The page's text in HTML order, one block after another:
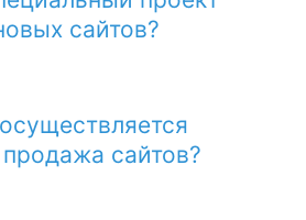
сайтов?
сайтов?